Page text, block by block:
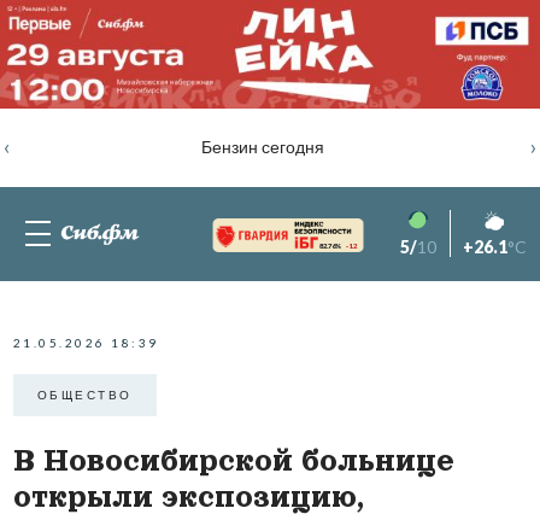
Бензин сегодня
‹ ›
82.76% -1.2 5/10 +26.1°C
21.05.2026 18:39
ОБЩЕСТВО
В Новосибирской больнице
открыли экспозицию,